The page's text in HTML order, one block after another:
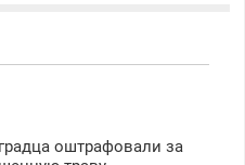
оштрафовали за